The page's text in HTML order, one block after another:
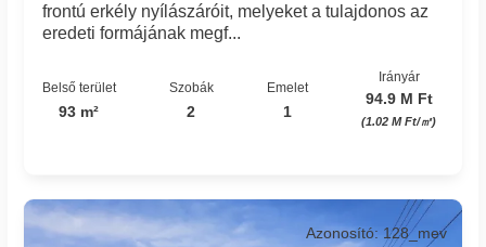
frontú erkély nyílászáróit, melyeket a tulajdonos az
eredeti formájának megf...
Belső terület
93 m²
Szobák
2
Emelet
1
Irányár
94.9 M Ft
(1.02 M Ft/㎡)
Azonosító: 128_mev